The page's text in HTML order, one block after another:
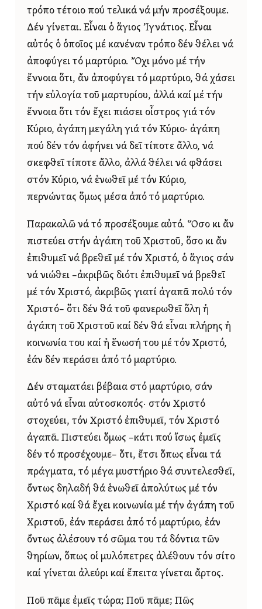
τρόπο τέτοιο πού τελικά νά μήν προσέξουμε.
Δέν γίνεται. Εἶναι ὁ ἅγιος Ἰγνάτιος. Εἶναι
αὐτός ὁ ὁποῖος μέ κανέναν τρόπο δέν θέλει νά
ἀποφύγει τό μαρτύριο. Ὄχι μόνο μέ τήν
ἔννοια ὅτι, ἄν ἀποφύγει τό μαρτύριο, θά χάσει
τήν εὐλογία τοῦ μαρτυρίου, ἀλλά καί μέ τήν
ἔννοια ὅτι τόν ἔχει πιάσει οἶστρος γιά τόν
Κύριο, ἀγάπη μεγάλη γιά τόν Κύριο· ἀγάπη
πού δέν τόν ἀφήνει νά δεῖ τίποτε ἄλλο, νά
σκεφθεῖ τίποτε ἄλλο, ἀλλά θέλει νά φθάσει
στόν Κύριο, νά ἑνωθεῖ μέ τόν Κύριο,
περνώντας ὅμως μέσα ἀπό τό μαρτύριο.
Παρακαλῶ νά τό προσέξουμε αὐτό. Ὅσο κι ἄν
πιστεύει στήν ἀγάπη τοῦ Χριστοῦ, ὅσο κι ἄν
ἐπιθυμεῖ νά βρεθεῖ μέ τόν Χριστό, ὁ ἅγιος σάν
νά νιώθει –ἀκριβῶς διότι ἐπιθυμεῖ νά βρεθεῖ
μέ τόν Χριστό, ἀκριβῶς γιατί ἀγαπᾶ πολύ τόν
Χριστό– ὅτι δέν θά τοῦ φανερωθεῖ ὅλη ἡ
ἀγάπη τοῦ Χριστοῦ καί δέν θά εἶναι πλήρης ἡ
κοινωνία του καί ἡ ἕνωσή του μέ τόν Χριστό,
ἐάν δέν περάσει ἀπό τό μαρτύριο.
Δέν σταματάει βέβαια στό μαρτύριο, σάν
αὐτό νά εἶναι αὐτοσκοπός· στόν Χριστό
στοχεύει, τόν Χριστό ἐπιθυμεῖ, τόν Χριστό
ἀγαπᾶ. Πιστεύει ὅμως –κάτι πού ἴσως ἐμεῖς
δέν τό προσέχουμε– ὅτι, ἔτσι ὅπως εἶναι τά
πράγματα, τό μέγα μυστήριο θά συντελεσθεῖ,
ὄντως δηλαδή θά ἑνωθεῖ ἀπολύτως μέ τόν
Χριστό καί θά ἔχει κοινωνία μέ τήν ἀγάπη τοῦ
Χριστοῦ, ἐάν περάσει ἀπό τό μαρτύριο, ἐάν
ὄντως ἀλέσουν τό σῶμα του τά δόντια τῶν
θηρίων, ὅπως οἱ μυλόπετρες ἀλέθουν τόν σίτο
καί γίνεται ἀλεύρι καί ἔπειτα γίνεται ἄρτος.
Ποῦ πᾶμε ἐμεῖς τώρα; Ποῦ πᾶμε; Πῶς